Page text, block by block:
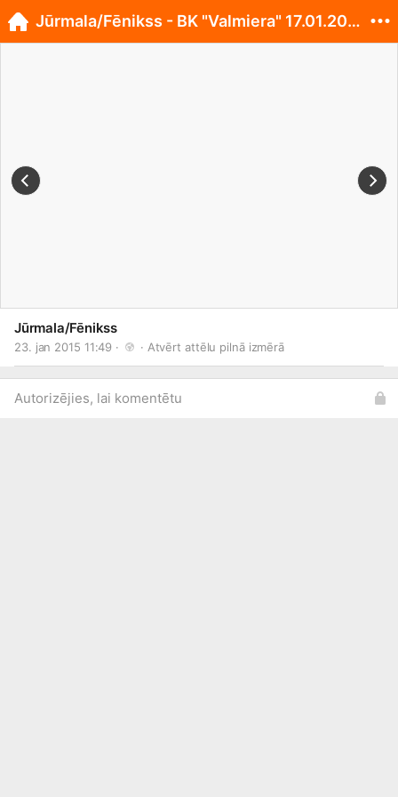
Jūrmala/Fēnikss
23. jan 2015 11:49 · · Atvērt attēlu pilnā izmērā
Autorizējies, lai komentētu
Jūrmala/Fēnikss - BK "Valmiera" 17.01.2015.